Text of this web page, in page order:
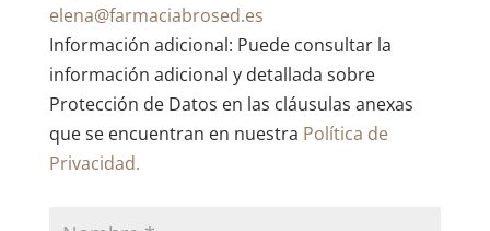
elena@farmaciabrosed.es
Información adicional: Puede consultar la
información adicional y detallada sobre
Protección de Datos en las cláusulas anexas
que se encuentran en nuestra Política de
Privacidad.